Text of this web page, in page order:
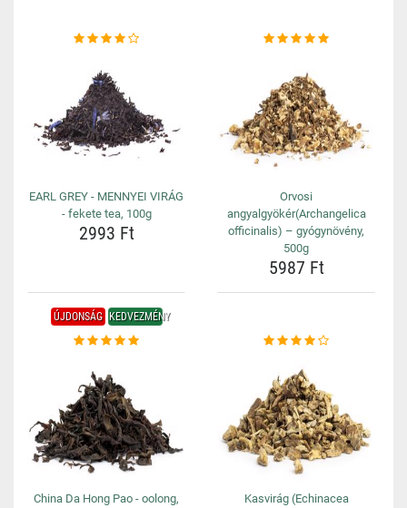
EARL GREY - MENNYEI VIRÁG
- fekete tea, 100g
2993 Ft
Orvosi
angyalgyökér(Archangelica
officinalis) – gyógynövény,
500g
5987 Ft
ÚJDONSÁG KEDVEZMÉNY
China Da Hong Pao - oolong,
Kasvirág (Echinacea